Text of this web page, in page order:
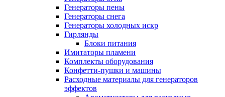
Генераторы пены
Генераторы снега
Генераторы холодных искр
Гирлянды
Блоки питания
Имитаторы пламени
Комплекты оборудования
Конфетти-пушки и машины
Расходные материалы для генераторов
эффектов